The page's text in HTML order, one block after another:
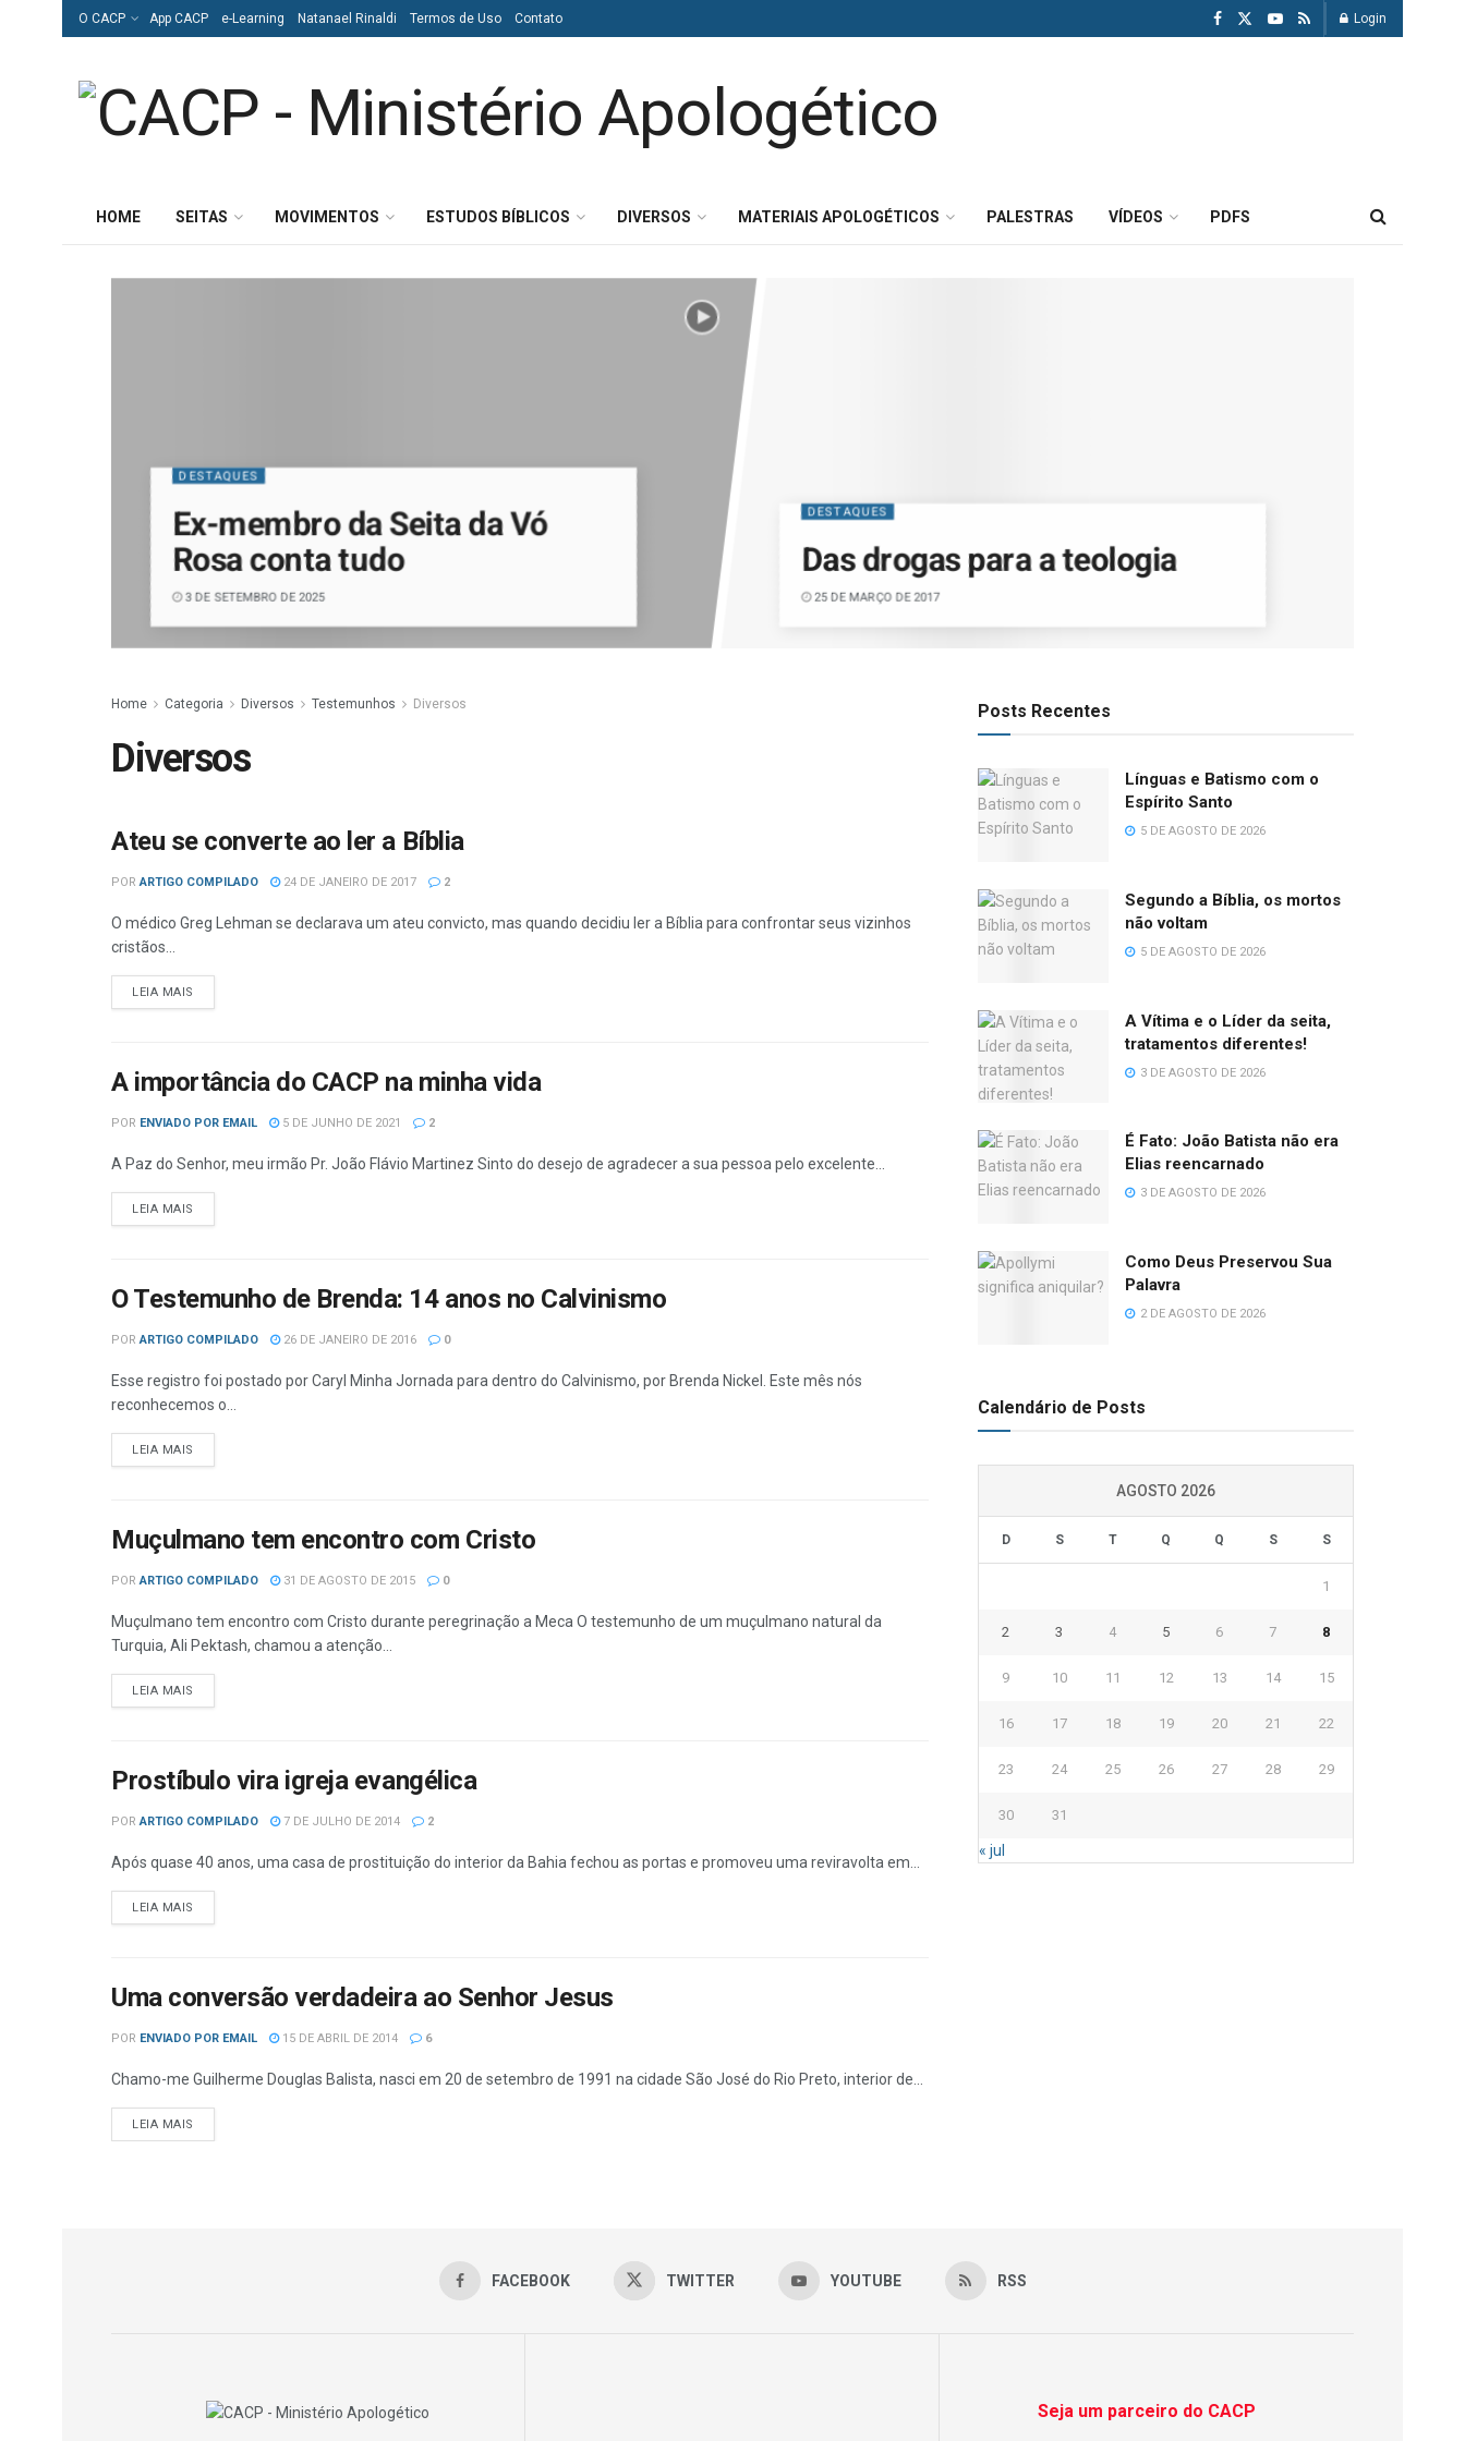
O CACP App CACP e-Learning Natanael Rinaldi Termos de Uso Contato Login
HOME SEITAS MOVIMENTOS ESTUDOS BÍBLICOS DIVERSOS MATERIAIS APOLOGÉTICOS PALESTRAS VÍDEOS PDFS
DESTAQUES
Ex-membro da Seita da Vó
Rosa conta tudo
3 DE SETEMBRO DE 2025
DESTAQUES
Das drogas para a teologia
25 DE MARÇO DE 2017
Home Categoria Diversos Testemunhos Diversos
Diversos
Ateu se converte ao ler a Bíblia
POR ARTIGO COMPILADO 24 DE JANEIRO DE 2017 2
O médico Greg Lehman se declarava um ateu convicto, mas quando decidiu ler a Bíblia para confrontar seus vizinhos
cristãos...
LEIA MAIS
A importância do CACP na minha vida
POR ENVIADO POR EMAIL 5 DE JUNHO DE 2021 2
A Paz do Senhor, meu irmão Pr. João Flávio Martinez Sinto do desejo de agradecer a sua pessoa pelo excelente...
LEIA MAIS
O Testemunho de Brenda: 14 anos no Calvinismo
POR ARTIGO COMPILADO 26 DE JANEIRO DE 2016 0
Esse registro foi postado por Caryl Minha Jornada para dentro do Calvinismo, por Brenda Nickel. Este mês nós
reconhecemos o...
LEIA MAIS
Muçulmano tem encontro com Cristo
POR ARTIGO COMPILADO 31 DE AGOSTO DE 2015 0
Muçulmano tem encontro com Cristo durante peregrinação a Meca O testemunho de um muçulmano natural da
Turquia, Ali Pektash, chamou a atenção...
LEIA MAIS
Prostíbulo vira igreja evangélica
POR ARTIGO COMPILADO 7 DE JULHO DE 2014 2
Após quase 40 anos, uma casa de prostituição do interior da Bahia fechou as portas e promoveu uma reviravolta em...
LEIA MAIS
Uma conversão verdadeira ao Senhor Jesus
POR ENVIADO POR EMAIL 15 DE ABRIL DE 2014 6
Chamo-me Guilherme Douglas Balista, nasci em 20 de setembro de 1991 na cidade São José do Rio Preto, interior de...
LEIA MAIS
Posts Recentes
Línguas e Batismo com o
Espírito Santo
5 DE AGOSTO DE 2026
Segundo a Bíblia, os mortos
não voltam
5 DE AGOSTO DE 2026
A Vítima e o Líder da seita,
tratamentos diferentes!
3 DE AGOSTO DE 2026
É Fato: João Batista não era
Elias reencarnado
3 DE AGOSTO DE 2026
Como Deus Preservou Sua
Palavra
2 DE AGOSTO DE 2026
Calendário de Posts
AGOSTO 2026
D S T Q Q S S
1
2 3 4 5 6 7 8
9 10 11 12 13 14 15
16 17 18 19 20 21 22
23 24 25 26 27 28 29
30 31
« jul
FACEBOOK TWITTER YOUTUBE RSS
Seja um parceiro do CACP